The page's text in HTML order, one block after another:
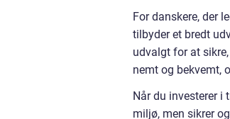
For danskere, der
tilbyder et bredt
udvalgt for at
nemt og bekvemt,
Når du investerer i
miljø, men sikrer